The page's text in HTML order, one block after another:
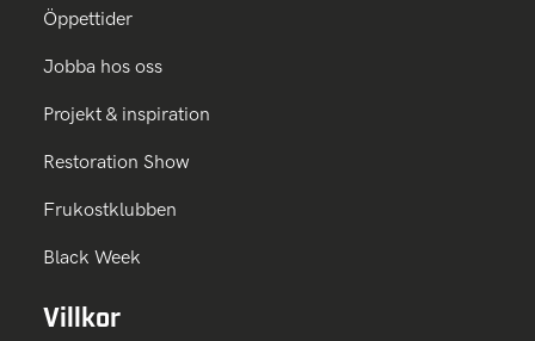
Öppettider
Jobba hos oss
Projekt & inspiration
Restoration Show
Frukostklubben
Black Week
Villkor